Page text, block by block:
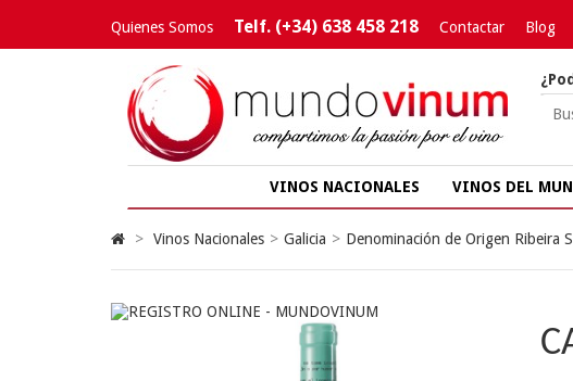
Quienes Somos Telf. (+34) 638 458 218 Contactar Blog
VINOS NACIONALES VINOS DEL
> Vinos Nacionales > Galicia > Denominación de Origen Ribeira